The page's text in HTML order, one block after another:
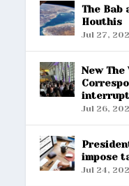
The Bab
Houthis
Jul 27,
New
Jul 26,
impose
Jul 24,